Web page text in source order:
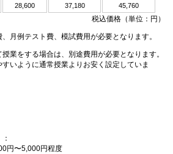
28,600 37,180 45,760
税込価格（単位：円）
月例テスト費、模試費用が必要となります。
業をする場合は、別途費用が必要となります。
すいように通常授業よりお安く設定していま
円〜5,000円程度